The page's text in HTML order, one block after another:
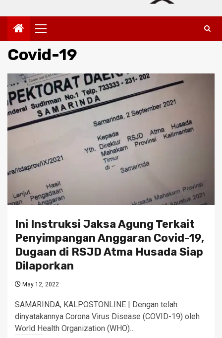
Primary
Menu
Covid-19
Ini Instruksi Jaksa Agung Terkait
Penyimpangan Anggaran Covid-19,
Dugaan di RSJD Atma Husada Siap
Dilaporkan
May 12, 2022
SAMARINDA, KALPOSTONLINE | Dengan telah
dinyatakannya Corona Virus Disease (COVID-19) oleh
World Health Organization (WHO)…